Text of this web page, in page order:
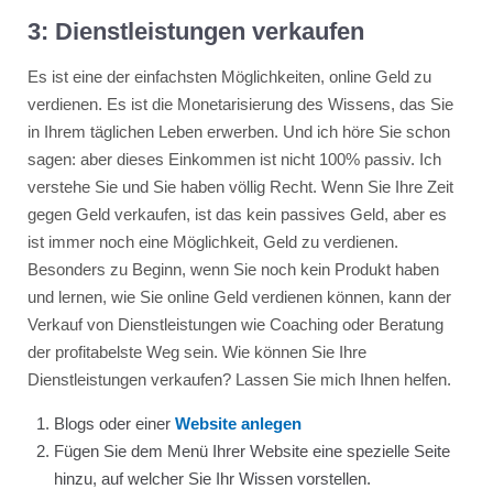
3: Dienstleistungen verkaufen
Es ist eine der einfachsten Möglichkeiten, online Geld zu
verdienen. Es ist die Monetarisierung des Wissens, das Sie
in Ihrem täglichen Leben erwerben. Und ich höre Sie schon
sagen: aber dieses Einkommen ist nicht 100% passiv. Ich
verstehe Sie und Sie haben völlig Recht. Wenn Sie Ihre Zeit
gegen Geld verkaufen, ist das kein passives Geld, aber es
ist immer noch eine Möglichkeit, Geld zu verdienen.
Besonders zu Beginn, wenn Sie noch kein Produkt haben
und lernen, wie Sie online Geld verdienen können, kann der
Verkauf von Dienstleistungen wie Coaching oder Beratung
der profitabelste Weg sein. Wie können Sie Ihre
Dienstleistungen verkaufen? Lassen Sie mich Ihnen helfen.
Blogs oder einer Website anlegen
Fügen Sie dem Menü Ihrer Website eine spezielle Seite
hinzu, auf welcher Sie Ihr Wissen vorstellen.